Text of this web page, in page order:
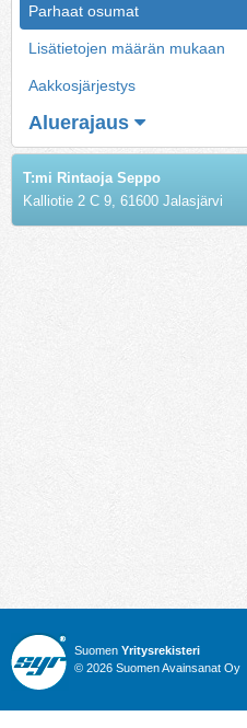
Parhaat osumat
Lisätietojen määrän mukaan
Aakkosjärjestys
Aluerajaus
T:mi Rintaoja Seppo
Kalliotie 2 C 9, 61600 Jalasjärvi
Suomen Yritysrekisteri
© 2026 Suomen Avainsanat Oy